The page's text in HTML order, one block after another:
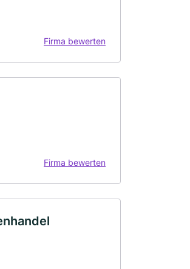
Firma bewerten
Firma bewerten